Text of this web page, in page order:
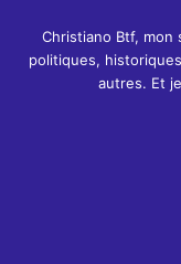
Christiano Btf, mon
politiques,
autres. Et